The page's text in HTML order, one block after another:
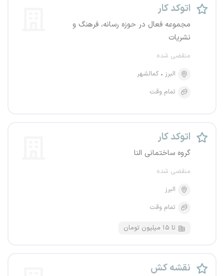
اتوکد کار
مجموعه فعال در حوزه رسانه، فرهنگ و
نشریات
منقضی شده
البرز
کمالشهر
تمام وقت
اتوکد کار
گروه ساختمانی النا
منقضی شده
البرز
تمام وقت
تا ۱۵ میلیون تومان
نقشه کش